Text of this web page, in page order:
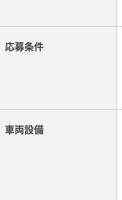
応募条件
車両設備